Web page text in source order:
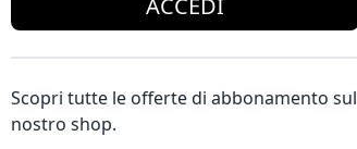
ACCEDI
Scopri tutte le offerte di abbonamento sul
nostro shop.